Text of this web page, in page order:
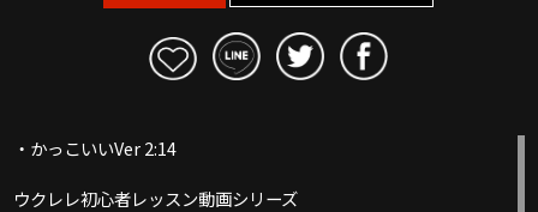
・かっこいいVer 2:14
ウクレレ初心者レッスン動画シリーズ